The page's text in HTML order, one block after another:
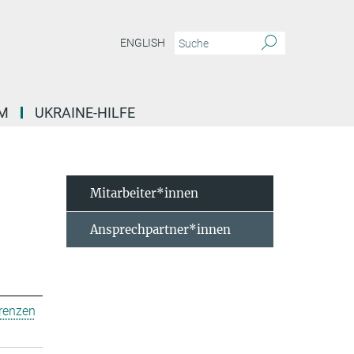
ENGLISH
UKRAINE-HILFE
Mitarbeiter*innen
Ansprechpartner*innen